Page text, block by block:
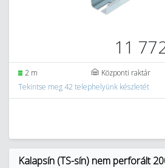
11
2 m Központi raktár
Tekintse meg 42 telephelyünk készletét
Kalapsín (TS-sín) nem perforált